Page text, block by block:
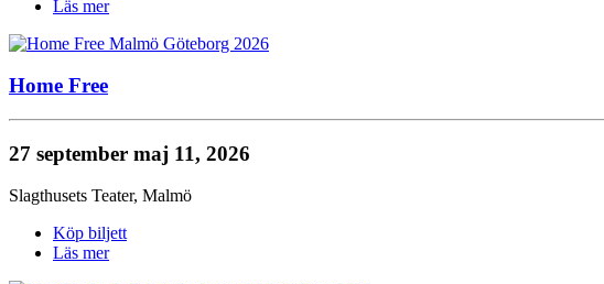
Läs mer
Home Free
27 september maj 11, 2026
Slagthusets Teater, Malmö
Köp biljett
Läs mer